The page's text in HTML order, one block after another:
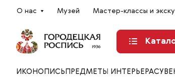
О нас Музей Мастер-классы и
ИКОНОПИСЬ ПРЕДМЕТЫ ИНТЕРЬЕРА